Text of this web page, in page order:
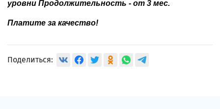
уровни Продолжительность - от 3 мес.
Платите за качество!
Поделиться: